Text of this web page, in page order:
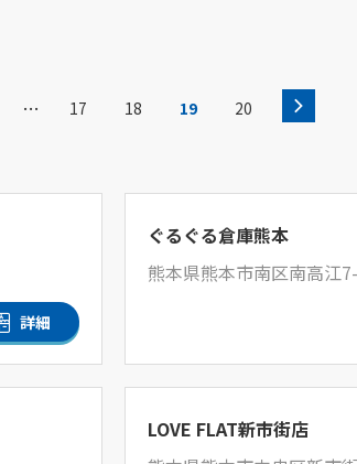
… 17 18 19 20
詳細
ぐるぐる倉庫熊本
熊本県熊本市南区南高江
LOVE FLAT新市街店